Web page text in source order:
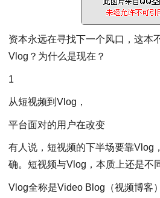
资本永远在寻找下一个风口，这本
Vlog？为什么是现在？
1
从短视频到Vlog，
平台面对的用户在改变
有人说，短视频的下半场要靠Vlog
确。短视频与Vlog，本质上还是不
Vlog全称是Video Blog（视频博客